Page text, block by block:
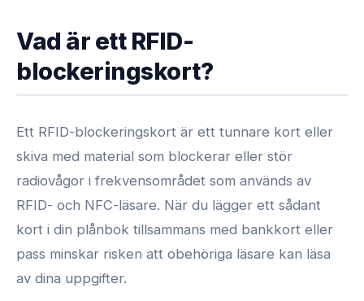
Vad är ett RFID-
blockeringskort?
Ett RFID-blockeringskort är ett tunnare kort eller
skiva med material som blockerar eller stör
radiovågor i frekvensområdet som används av
RFID- och NFC-läsare. När du lägger ett sådant
kort i din plånbok tillsammans med bankkort eller
pass minskar risken att obehöriga läsare kan läsa
av dina uppgifter.